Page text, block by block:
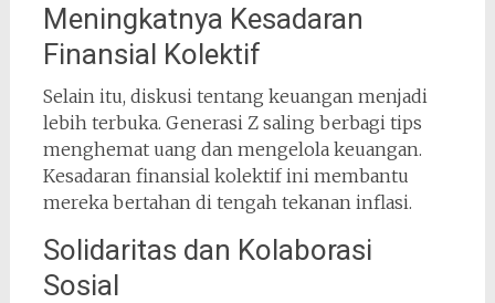
Meningkatnya Kesadaran
Finansial Kolektif
Selain itu, diskusi tentang keuangan menjadi
lebih terbuka. Generasi Z saling berbagi tips
menghemat uang dan mengelola keuangan.
Kesadaran finansial kolektif ini membantu
mereka bertahan di tengah tekanan inflasi.
Solidaritas dan Kolaborasi
Sosial